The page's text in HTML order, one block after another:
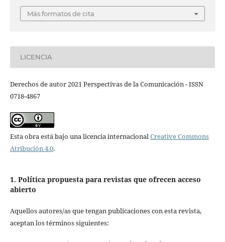
Más formatos de cita
LICENCIA
Derechos de autor 2021 Perspectivas de la Comunicación - ISSN
0718-4867
Esta obra está bajo una licencia internacionalCreative Commons
Atribución 4.0.
1. Política propuesta para revistas que ofrecen acceso
abierto
Aquellos autores/as que tengan publicaciones con esta revista,
aceptan los términos siguientes: